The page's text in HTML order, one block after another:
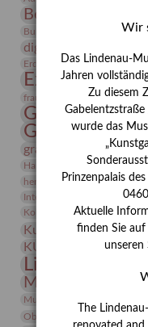
Bernhard August
Burg Posterstein Conrad
digitallabor
Erdmann Julius Dietrich
frauen Frauen in der
Gerhard-
Gerhard
grafische sammlung
Hanns-Conon von der
herman de vries Humboldt
Integriertes
Kolosseum
Kunstmuseum
KUNSTWAND Kurs
Lindenau-
Museumspädagogik
Objekt im Fokus
Wir
Das Lindenau-
Jahren
Zu diesem
wurde das
Prinzenpalais
Aktuelle
finden Sie
unseren
The